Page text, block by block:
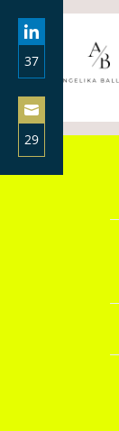
37
Share
on
29